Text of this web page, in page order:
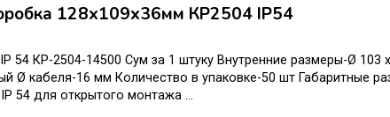
128x109x36мм КР2504 IP54
54 КР-2504-14500 Сум за 1 штуку Внутренние размеры-Ø
Ø кабеля-16 мм Количество в упаковке-50 шт Габаритные
54 для открытого монтажа ...